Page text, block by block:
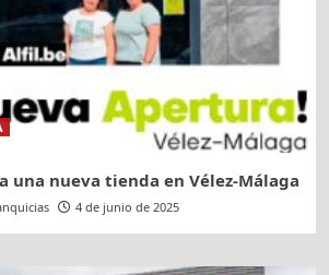
una nueva tienda en Vélez-Málaga
4 de junio de 2025